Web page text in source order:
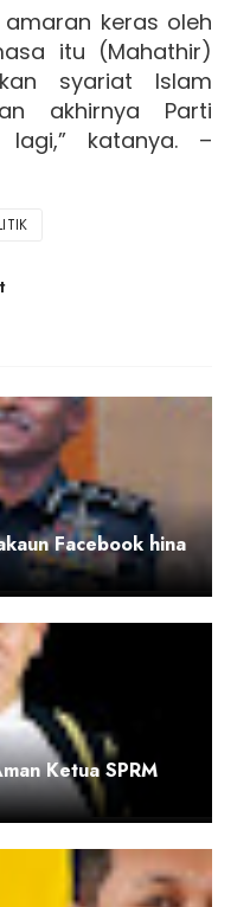
keras oleh
itu (Mahathir)
syariat Islam
akhirnya Parti
katanya. –
Facebook hina
Ketua SPRM